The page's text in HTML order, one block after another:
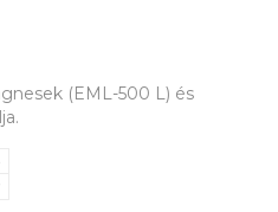
(EML-500 L) és